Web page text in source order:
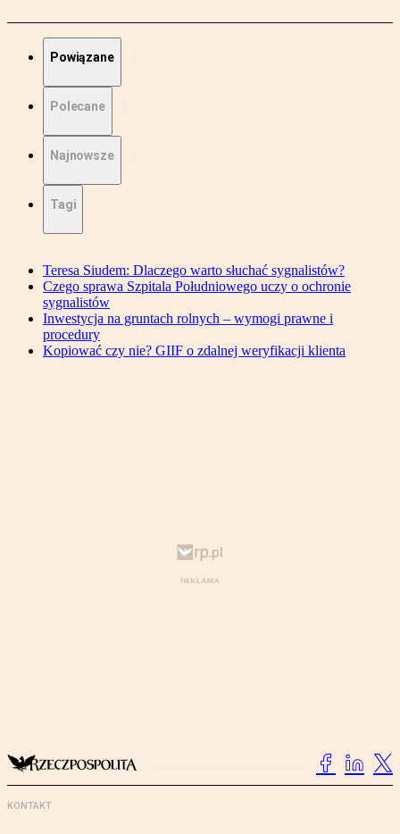
Powiązane
Polecane
Najnowsze
Tagi
Teresa Siudem: Dlaczego warto słuchać sygnalistów?
Czego sprawa Szpitala Południowego uczy o ochronie
sygnalistów
Inwestycja na gruntach rolnych – wymogi prawne i
procedury
Kopiować czy nie? GIIF o zdalnej weryfikacji klienta
KONTAKT